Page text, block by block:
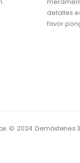
detalles
favor
© 2024.Demóstenes